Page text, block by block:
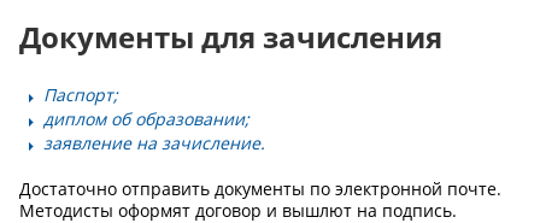
Документы для зачисления
Паспорт;
диплом об образовании;
заявление на зачисление.
Достаточно отправить документы по электронной почте.
Методисты оформят договор и вышлют на подпись.